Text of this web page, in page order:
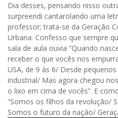
Dia desses, pensando nisso
surpreendi cantarolando uma
professor; trata-se da Geração
Urbana. Confesso que sempre
sala de aula ouvia “Quando
receber o que vocês nos
USA, de 9 às 6/ Desde
industrial/ Mas agora chegou
o lixo em cima de vocês”. E
“Somos os filhos da revolução/
Somos o futuro da nação/